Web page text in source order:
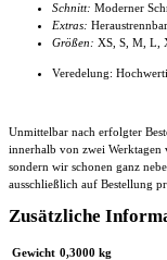
Schnitt: Moderner
Extras:
Größen: XS, S, M, L,
Veredelung:
Unmittelbar nach erfolgter
innerhalb von zwei Werktagen
sondern wir schonen ganz
ausschließlich auf Bestellung
Zusätzliche
Gewicht 0,3000 kg